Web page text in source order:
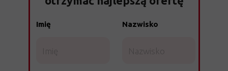
Imię Nazwisko